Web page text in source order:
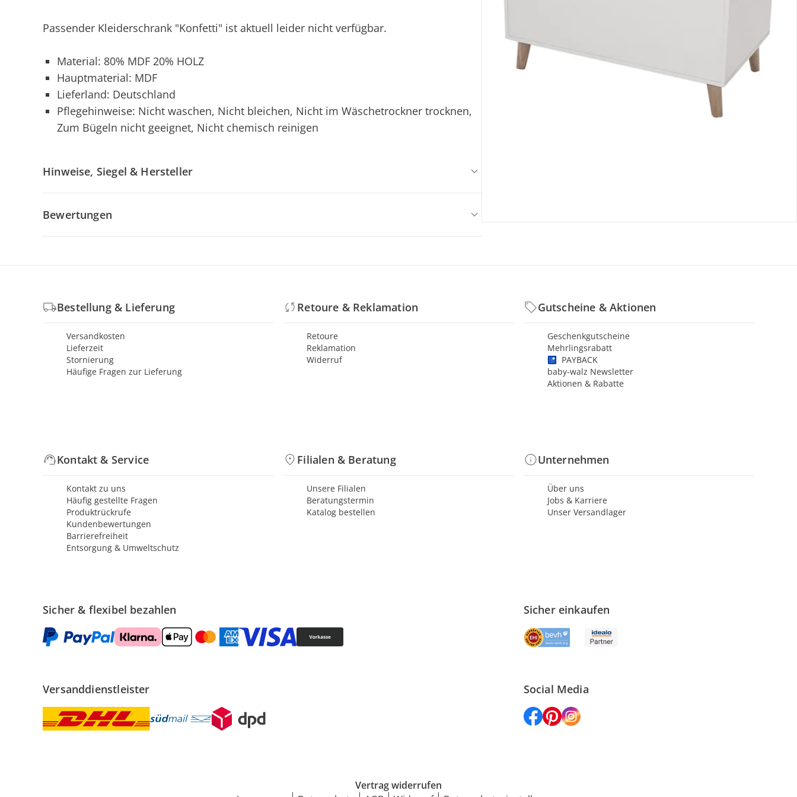
Passender Kleiderschrank "Konfetti" ist aktuell leider nicht verfügbar.
Material: 80% MDF 20% HOLZ
Hauptmaterial: MDF
Lieferland: Deutschland
Pflegehinweise: Nicht waschen, Nicht bleichen, Nicht im Wäschetrockner trocknen,
Zum Bügeln nicht geeignet, Nicht chemisch reinigen
Hinweise, Siegel & Hersteller
Bewertungen
Bestellung & Lieferung
Versandkosten
Lieferzeit
Stornierung
Häufige Fragen zur Lieferung
Retoure & Reklamation
Retoure
Reklamation
Widerruf
Gutscheine & Aktionen
Geschenkgutscheine
Mehrlingsrabatt
PAYBACK
baby-walz Newsletter
Aktionen & Rabatte
Kontakt & Service
Kontakt zu uns
Häufig gestellte Fragen
Produktrückrufe
Kundenbewertungen
Barrierefreiheit
Entsorgung & Umweltschutz
Filialen & Beratung
Unsere Filialen
Beratungstermin
Katalog bestellen
Unternehmen
Über uns
Jobs & Karriere
Unser Versandlager
Sicher & flexibel bezahlen Sicher einkaufen
Versanddienstleister Social Media
Vertrag widerrufen